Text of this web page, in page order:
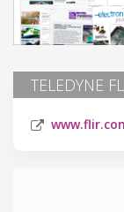
TELEDYNE